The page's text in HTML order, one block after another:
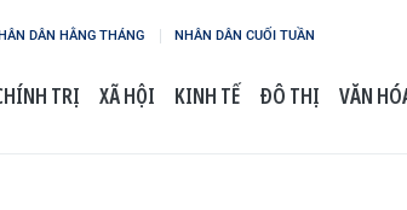
DÂN HẰNG THÁNG NHÂN DÂN CUỐI TUẦN
TRỊ XÃ HỘI KINH TẾ ĐÔ THỊ VĂN